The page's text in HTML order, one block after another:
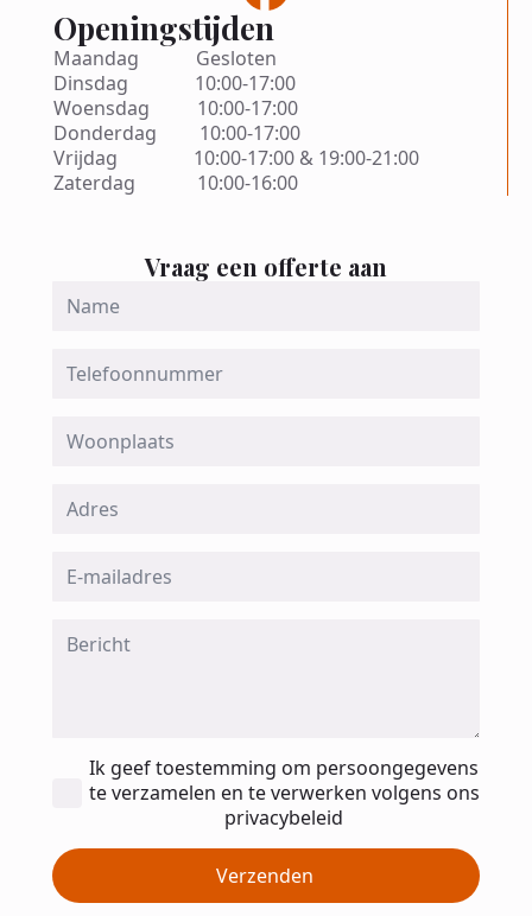
Openingstijden
Maandag Gesloten
Dinsdag 10:00-17:00
Woensdag 10:00-17:00
Donderdag 10:00-17:00
Vrijdag 10:00-17:00 & 19:00-21:00
Zaterdag 10:00-16:00
Vraag een offerte aan
Toestemming
Ik geef toestemming om persoongegevens
te verzamelen en te verwerken volgens ons
privacybeleid
Verzenden